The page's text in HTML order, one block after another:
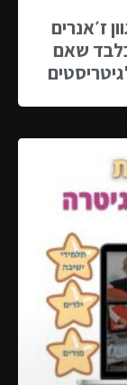
ז׳אנרים
אקורדים בלבד שאם